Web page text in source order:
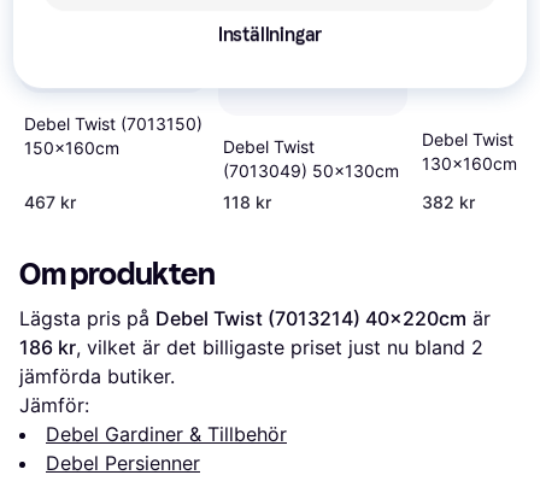
Debel Twist (7013150)
150x160cm
467 kr
Debel Twist
(7013049) 50x130cm
118 kr
Debel Twist
130x160cm
382 kr
Om produkten
Lägsta pris på Debel Twist (7013214) 40x220cm
186 kr, vilket är det billigaste priset just nu bland 2
jämförda butiker.
Jämför:
Debel Gardiner & Tillbehör
Debel Persienner
Inställningar